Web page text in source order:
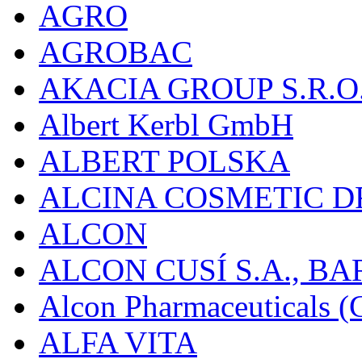
AGRO
AGROBAC
AKACIA GROUP
Albert Kerbl GmbH
ALBERT POLSKA
ALCINA COSMETIC
ALCON
ALCON CUSÍ S.A.,
Alcon Pharmaceuticals
ALFA VITA